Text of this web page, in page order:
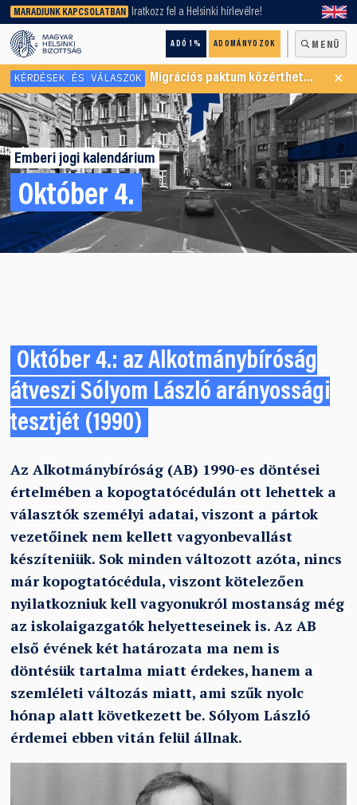
MARADJUNK KAPCSOLATBAN Iratkozz fel a Helsinki hírlevélre!
ADÓ 1% ADOMÁNYOZOK MENÜ
keresőnket!
KÉRDÉSEK ÉS VÁLASZOK Migrációs paktum közérthetően ×
Emberi jogi kalendárium
Október 4.
Október 4.: az Alkotmánybíróság
átveszi Sólyom László arányossági
tesztjét (1990)
Az Alkotmánybíróság (AB) 1990-es döntései
értelmében a kopogtatócédulán ott lehettek a
választók személyi adatai, viszont a pártok
vezetőinek nem kellett vagyonbevallást
készíteniük. Sok minden változott azóta, nincs
már kopogtatócédula, viszont kötelezően
nyilatkozniuk kell vagyonukról mostanság még
az iskolaigazgatók helyetteseinek is. Az AB
első évének két határozata ma nem is
döntésük tartalma miatt érdekes, hanem a
szemléleti változás miatt, ami szűk nyolc
hónap alatt következett be. Sólyom László
érdemei ebben vitán felül állnak.